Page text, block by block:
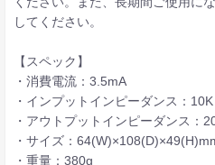
してください。
【スペック】
・消費電流：3.5mA
・インプットインピーダンス：
・アウトプットインピーダンス：
・サイズ：
・重量：380g